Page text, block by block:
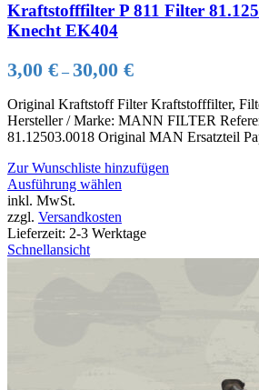
Kraftstofffilter P 811 Filter
Knecht EK404
3,00 € – 30,00 €
Original Kraftstoff Filter Kraftstofffilter,
Hersteller / Marke: MANN FILTER
81.12503.0018 Original MAN Ersatzteil
Zur Wunschliste hinzufügen
Ausführung wählen
mehrere
inkl. MwSt.
zzgl. Versandkosten
Lieferzeit: 2-3 Werktage
Schnellansicht